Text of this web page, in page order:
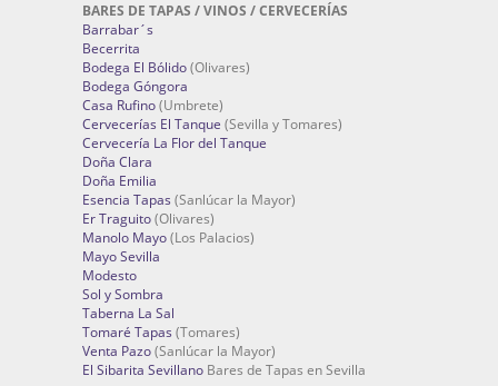
BARES DE TAPAS / VINOS / CERVECERÍAS
Barrabar´s
Becerrita
Bodega El Bólido(Olivares)
Bodega Góngora
Casa Rufino(Umbrete)
Cervecerías El Tanque (Sevilla y Tomares)
Cervecería La Flor del Tanque
Doña Clara
Doña Emilia
Esencia Tapas (Sanlúcar la Mayor)
Er Traguito(Olivares)
Manolo Mayo(Los Palacios)
Mayo Sevilla
Modesto
Sol y Sombra
Taberna La Sal
Tomaré Tapas (Tomares)
Venta Pazo(Sanlúcar la Mayor)
El Sibarita Sevillano Bares de Tapas en Sevilla